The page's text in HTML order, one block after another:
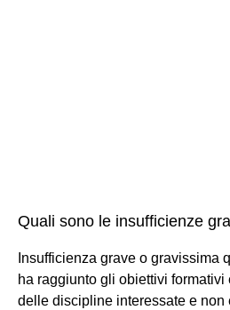
Quali sono le insufficienze
Insufficienza grave o gravissima
ha raggiunto gli obiettivi formativi
delle discipline interessate e non